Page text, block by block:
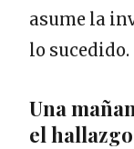
asume la
lo sucedido.
Una
el hallazgo